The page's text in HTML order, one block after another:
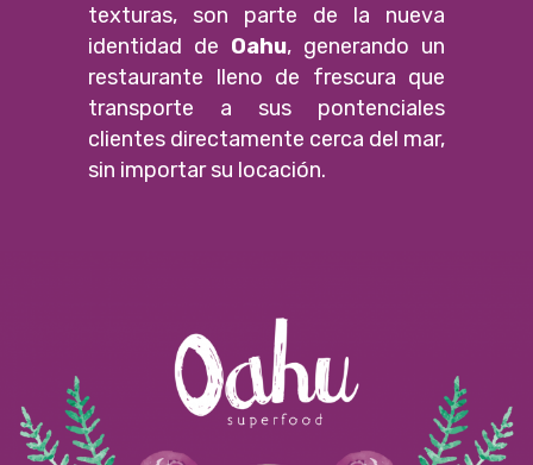
texturas, son parte de la nueva
identidad de Oahu, generando un
restaurante lleno de frescura que
transporte a sus pontenciales
clientes directamente cerca del mar,
sin importar su locación.